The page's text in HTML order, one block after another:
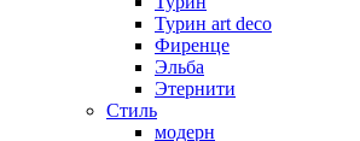
Турин art deco
Фиренце
Эльба
Этернити
Стиль
модерн